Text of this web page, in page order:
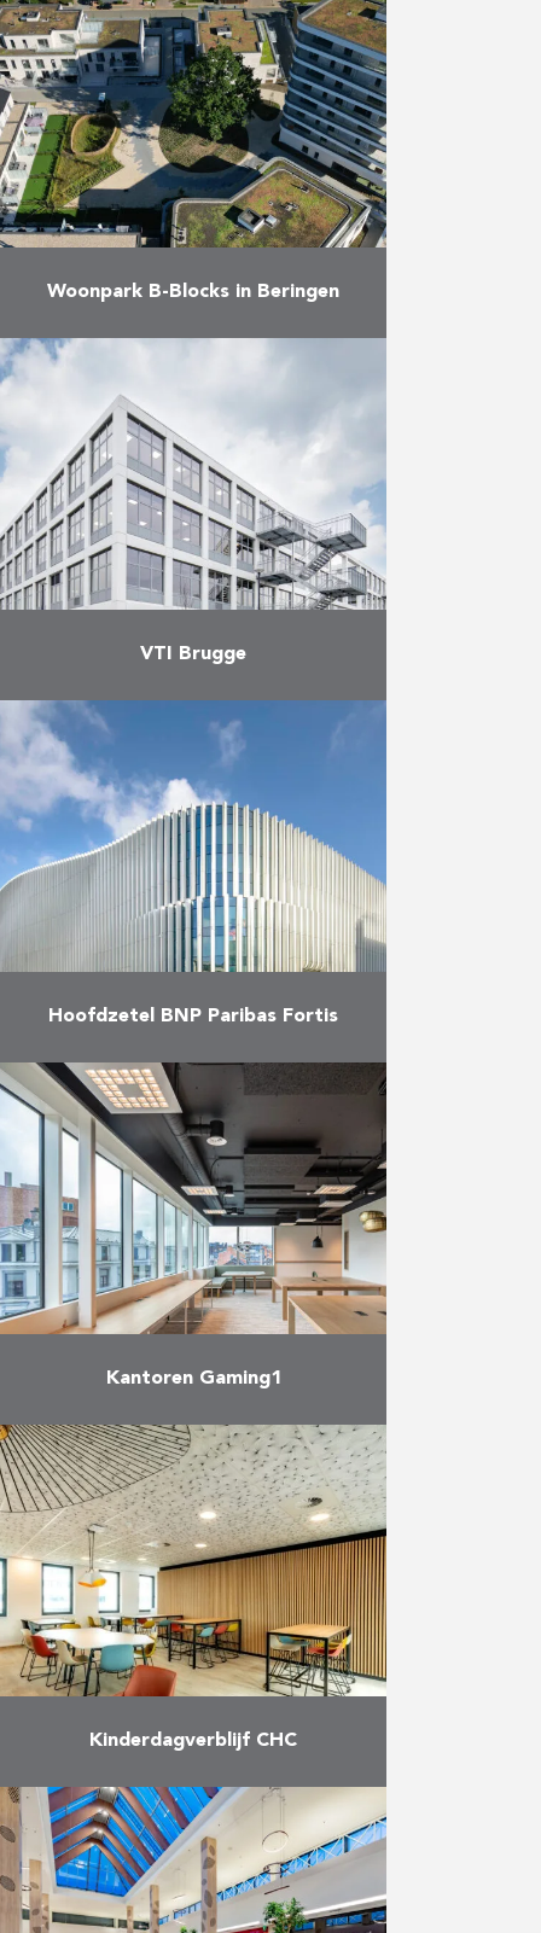
hebben een prachtige referentie
bij op het gebied van koolstofarm
bouwen. De Universiteit van Luik
creëerde een gloednieuw gebouw,
waardoor de …
Meer
Woonpark B-Blocks in Beringen
Net voor de zomer mochten we
Beringen een nieuwe omvangrijke
oplevering bijschrijven. Dit project,
dat bestond uit drie fasen, werd
…
Meer
VTI Brugge
In december 2021 werd het
project VTI Brugge succesvol
opgeleverd in de cluster van de
Scholen van Morgen. Over een
periode van 22 maanden bouwden
…
Meer
Hoofdzetel BNP Paribas Fortis
Na vier jaar van intense
werkzaamheden, leverde Eiffage
Benelux in november 2021 het
emblematische nieuwe
hoofdkantoor van BNP Paribas
Fortis op. De nieuwe hoofdzetel is
…
Meer
Kantoren Gaming1
Duchêne en Reynders voltooiden
in juni zowel de interieurinrichting
als de afwerking van het
kantoorgebouw van Gaming1, de
Belgische leider in kansspelen, dat
zijn zetel …
Meer
Kinderdagverblijf CHC
Bouw van een dienstengebouw,
van een crèche en een parking
alsook de omgevingsaanleg voor
het ziekenhuis MontLégia: 300
werkposten; 72 bedden voor de
crèche; 180 …